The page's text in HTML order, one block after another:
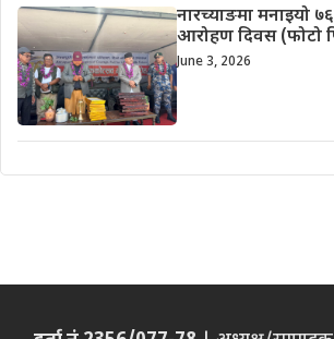
नारच्याङमा मनाइयो
आरोहण दिवस (फोटो
June 3, 2026